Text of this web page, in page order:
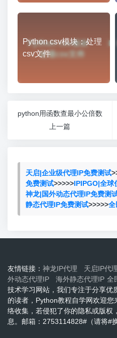
Python csv模块：处理
csv文件
python用函数查最小公倍数
上一篇
天启|企业级代理IP免费测试
免费测试>>>>>IPIPGO|全球
神龙|国外动态代理IP免费测
静态代理IP免费测试>>>>>全
友情链接： 神龙IP代理 天启IP代
外动态代理IP
海外静态代理IP 全
技术学习网站，我们专注于分享优
的读者，Python教程自学网欢迎
络收集，若侵犯了你的隐私或版权
息。邮箱：2753114828#（请将#